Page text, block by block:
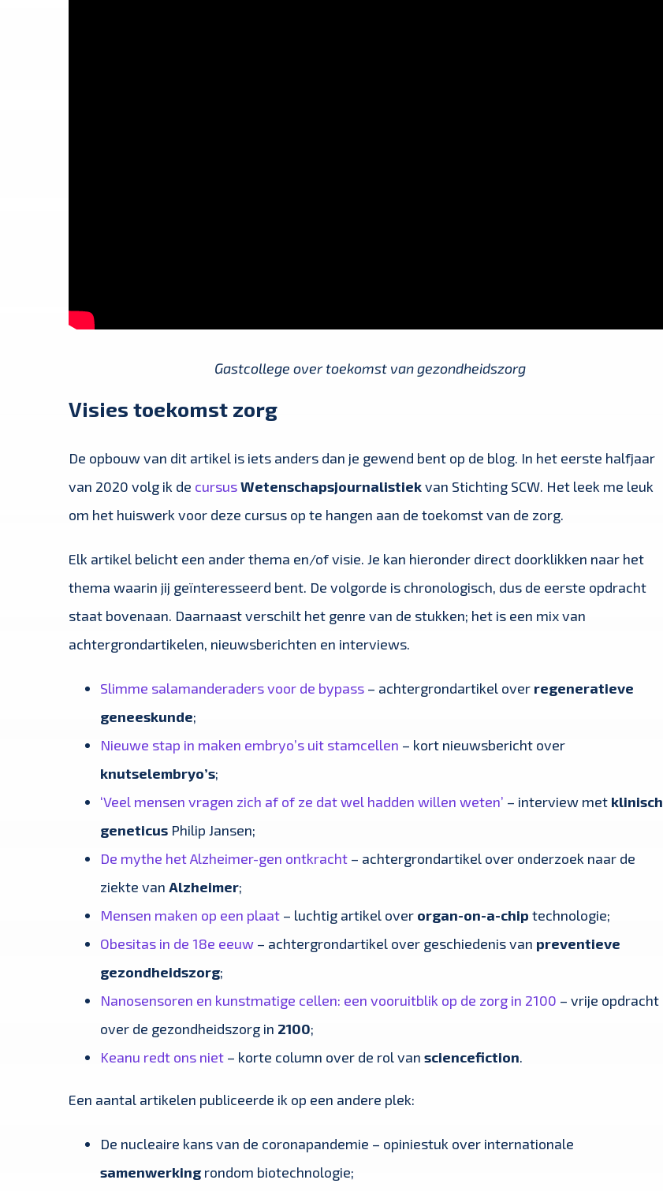
Gastcollege over toekomst van gezondheidszorg
Visies toekomst zorg
De opbouw van dit artikel is iets anders dan je gewend bent op de blog. In het eerste halfjaar
van 2020 volg ik de cursusWetenschapsjournalistiekvan Stichting SCW. Het leek me leuk
om het huiswerk voor deze cursus op te hangen aan de toekomst van de zorg.
Elk artikel belicht een ander thema en/of visie. Je kan hieronder direct doorklikken naar het
thema waarin jij geïnteresseerd bent. De volgorde is chronologisch, dus de eerste opdracht
staat bovenaan. Daarnaast verschilt het genre van de stukken; het is een mix van
achtergrondartikelen, nieuwsberichten en interviews.
Slimme salamanderaders voor de bypass– achtergrondartikel over regeneratieve
geneeskunde;
Nieuwe stap in maken embryo’s uit stamcellen – kort nieuwsbericht over
knutselembryo’s;
‘Veel mensen vragen zich af of ze dat wel hadden willen weten’ – interview met klinisch
geneticusPhilip Jansen;
De mythe het Alzheimer-gen ontkracht– achtergrondartikel over onderzoek naar de
ziekte van Alzheimer;
Mensen maken op een plaat– luchtig artikel over organ-on-a-chip technologie;
Obesitas in de 18e eeuw– achtergrondartikel over geschiedenis van preventieve
gezondheidszorg;
Nanosensoren en kunstmatige cellen: een vooruitblik op de zorg in 2100 – vrije opdracht
over de gezondheidszorg in 2100;
Keanu redt ons niet– korte column over de rol van sciencefiction.
Een aantal artikelen publiceerde ik op een andere plek:
De nucleaire kans van de coronapandemie – opiniestuk over internationale
samenwerkingrondom biotechnologie;